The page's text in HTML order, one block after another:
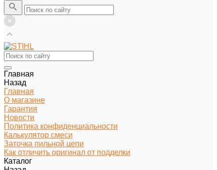
Главная
Назад
Главная
О магазине
Гарантия
Новости
Политика конфиденциальности
Калькулятор смеси
Заточка пильной цепи
Как отличить оригинал от подделки
Каталог